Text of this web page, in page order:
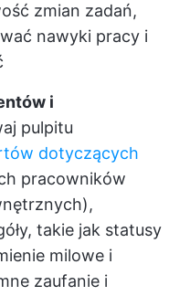
zmian zadań,
nawyki pracy i
i
pulpitu
dotyczących
pracowników
takie jak statusy
milowe i
zaufanie i